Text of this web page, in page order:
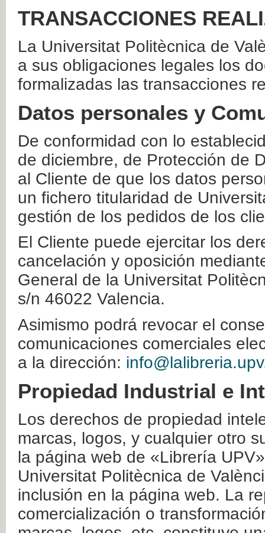
TRANSACCIONES
La Universitat Politècnica de
a sus obligaciones legales los
formalizadas las transacciones
Datos personales y
De conformidad con lo
de diciembre, de Protección de
al Cliente de que los datos
un fichero titularidad de
gestión de los pedidos de los
El Cliente puede ejercitar los
cancelación y oposición
General de la Universitat
s/n 46022 Valencia.
Asimismo podrá revocar el
comunicaciones comerciales
a la dirección:
Propiedad Industrial e
Los derechos de propiedad
marcas, logos, y cualquier otro
la página web de «Librería
Universitat Politècnica de
inclusión en la página web. La
comercialización o